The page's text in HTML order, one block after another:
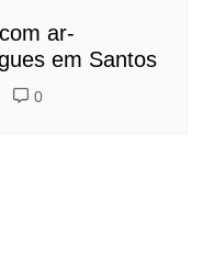
ar-
em Santos
0